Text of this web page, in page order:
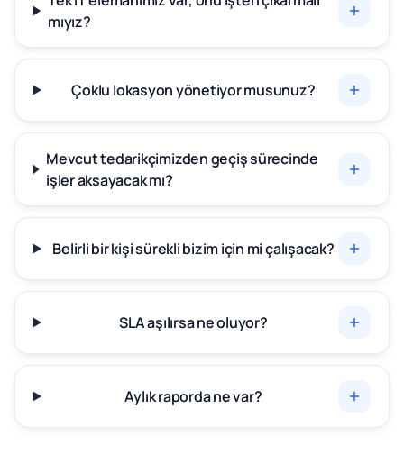
mıyız?
Çoklu lokasyon yönetiyor musunuz?
Mevcut tedarikçimizden geçiş sürecinde
işler aksayacak mı?
Belirli bir kişi sürekli bizim için mi çalışacak?
SLA aşılırsa ne oluyor?
Aylık raporda ne var?